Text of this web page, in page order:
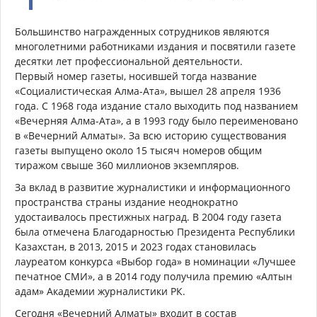
Большинство награжденных сотрудников являются
многолетними работниками издания и посвятили газете
десятки лет профессиональной деятельности.
Первый номер газеты, носившей тогда название
«Социалистическая Алма-Ата», вышел 28 апреля 1936
года. С 1968 года издание стало выходить под названием
«Вечерняя Алма-Ата», а в 1993 году было переименовано
в «Вечерний Алматы». За всю историю существования
газеты выпущено около 15 тысяч номеров общим
тиражом свыше 360 миллионов экземпляров.
За вклад в развитие журналистики и информационного
пространства страны издание неоднократно
удостаивалось престижных наград. В 2004 году газета
была отмечена Благодарностью Президента Республики
Казахстан, в 2013, 2015 и 2023 годах становилась
лауреатом конкурса «Выбор года» в номинации «Лучшее
печатное СМИ», а в 2014 году получила премию «Алтын
адам» Академии журналистики РК.
Сегодня «Вечерний Алматы» входит в состав